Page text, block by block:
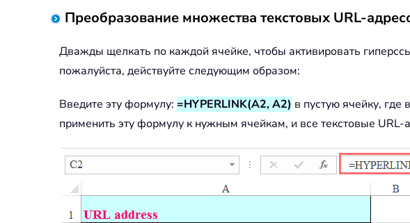
Преобразование множества текстовых URL-
Дважды щелкать по каждой ячейке, чтобы активировать
пожалуйста, действуйте следующим образом:
Введите эту формулу: =HYPERLINK(A2, A2) в пустую ячейку, где
применить эту формулу к нужным ячейкам, и все текстовые